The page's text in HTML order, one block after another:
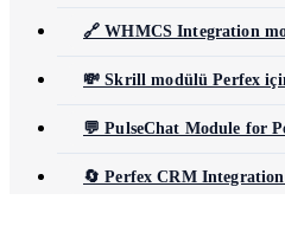
🔗 WHMCS Integration
💸 Skrill modülü Perfex
💬 PulseChat Module for
🔄 Perfex CRM